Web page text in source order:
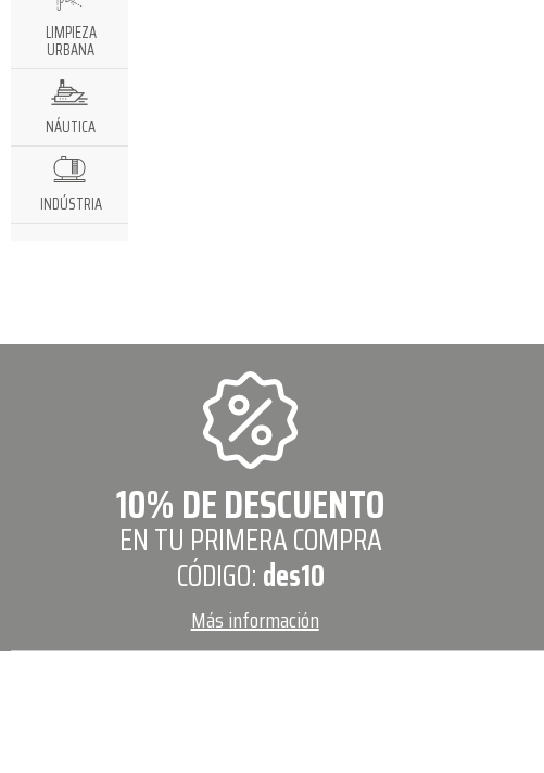
LIMPIEZA
URBANA
NÁUTICA
INDÚSTRIA
10% DE DESCUENTO
EN TU PRIMERA COMPRA
CÓDIGO:des10
Más información